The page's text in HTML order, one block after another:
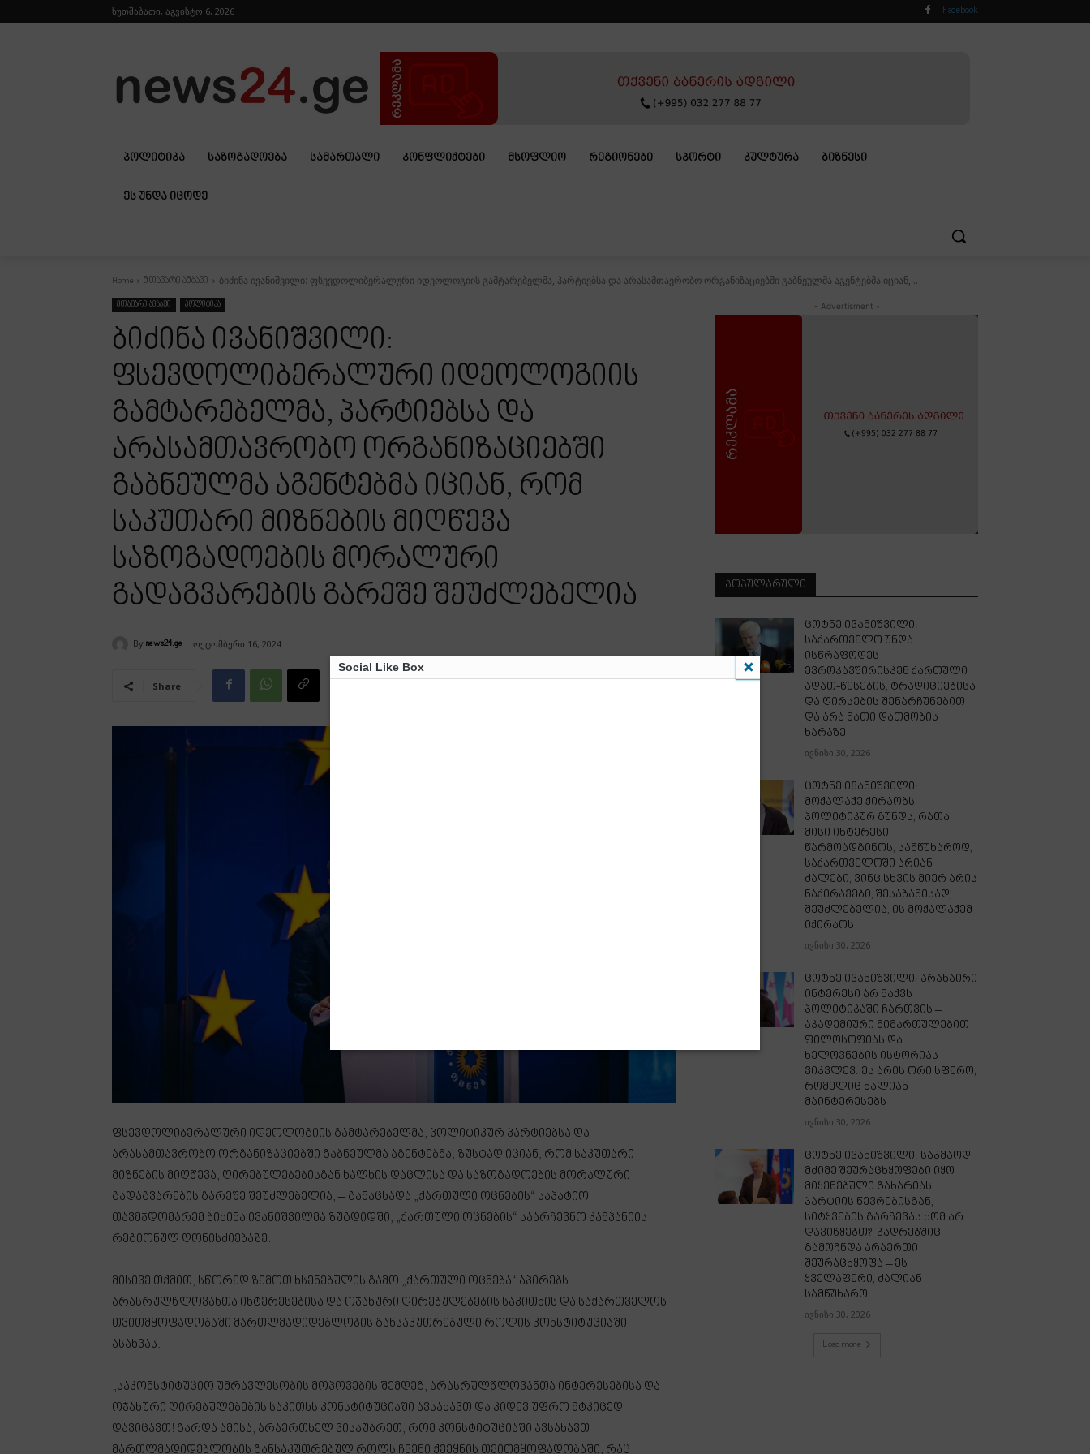
ხუთშაბათი, აგვისტო 6, 2026 Facebook
ᲞᲝᲚᲘᲢᲘᲙᲐ ᲡᲐᲖᲝᲒᲐᲓᲝᲔᲑᲐ ᲡᲐᲛᲐᲠᲗᲐᲚᲘ ᲙᲝᲜᲤᲚᲘᲥᲢᲔᲑᲘ ᲛᲡᲝᲤᲚᲘᲝ ᲠᲔᲒᲘᲝᲜᲔᲑᲘ ᲡᲞᲝᲠᲢᲘ ᲙᲣᲚᲢᲣᲠᲐ ᲑᲘᲖᲜᲔᲡᲘ
ᲔᲡ ᲣᲜᲓᲐ ᲘᲪᲝᲓᲔ
Home მთავარი ამბავი ბიძინა ივანიშვილი: ფსევდოლიბერალური იდეოლოგიის გამტარებელმა, პარტიებსა და არასამთავრობო ორგანიზაციებში გაბნეულმა აგენტებმა იციან,...
მთავარი ამბავი პოლიტიკა
ბიძინა ივანიშვილი:
ფსევდოლიბერალური იდეოლოგიის
გამტარებელმა, პარტიებსა და
არასამთავრობო ორგანიზაციებში
გაბნეულმა აგენტებმა იციან, რომ
საკუთარი მიზნების მიღწევა
საზოგადოების მორალური
გადაგვარების გარეშე შეუძლებელია
By news24.ge ოქტომბერი 16, 2024
Share
ფსევდოლიბერალური იდეოლოგიის გამტარებელმა, პოლიტიკურ პარტიებსა და
არასამთავრობო ორგანიზაციებში გაბნეულმა აგენტებმა, ზუსტად იციან, რომ საკუთარი
მიზნების მიღწევა, ღირებულებებისგან ხალხის დაცლისა და საზოგადოების მორალური
გადაგვარების გარეშე შეუძლებელია, – განაცხადა „ქართული ოცნების“ საპატიო
თავმჯდომარემ ბიძინა ივანიშვილმა ზუგდიდში, „ქართული ოცნების“ საარჩევნო კამპანიის
რეგიონულ ღონისძიებაზე.
მისივე თქმით, სწორედ ზემოთ ხსენებულის გამო „ქართული ოცნება“ აპირებს
არასრულწლოვანთა ინტერესებისა და ოჯახური ღირებულებების საკითხის და საქართველოს
თვითმყოფადობაში მართლმადიდებლობის განსაკუთრებული როლის კონსტიტუციაში
ასახვას.
„საკონსტიტუციო უმრავლესობის მოპოვების შემდეგ, არასრულწლოვანთა ინტერესებისა და
ოჯახური ღირებულებების საკითხს კონსტიტუციაში ავსახავთ და კიდევ უფრო მტკიცედ
დავიცავთ! გარდა ამისა, არაერთხელ ვისაუბრეთ, რომ კონსტიტუციაში ავსახავთ
მართლმადიდებლობის განსაკუთრებულ როლს ჩვენი ქვეყნის თვითმყოფადობაში, რაც
- Advertisment -
ᲞᲝᲞᲣᲚᲐᲠᲣᲚᲘ
ცოტნე ივანიშვილი:
საქართველო უნდა
ისწრაფოდეს
ევროკავშირისკენ ქართული
ადათ-წესების, ტრადიციებისა
და ღირსების შენარჩუნებით
და არა მათი დათმობის
ხარჯზე
ივნისი 30, 2026
ცოტნე ივანიშვილი:
მოქალაქე ქირაობს
პოლიტიკურ გუნდს, რათა
მისი ინტერესი
წარმოადგინოს, სამწუხაროდ,
საქართველოში არიან
ძალები, ვინც სხვის მიერ არის
ნაქირავები, შესაბამისად,
შეუძლებელია, ის მოქალაქემ
იქირაოს
ივნისი 30, 2026
ცოტნე ივანიშვილი: არანაირი
ინტერესი არ მაქვს
პოლიტიკაში ჩართვის –
აკადემიური მიმართულებით
ფილოსოფიას და
ხელოვნების ისტორიას
ვიკვლევ. ეს არის ორი სფერო,
რომელიც ძალიან
მაინტერესებს
ივნისი 30, 2026
ცოტნე ივანიშვილი: საკმაოდ
მძიმე შეურაცხყოფები იყო
მიყენებული გახარიას
პარტიის წევრებისგან,
სიტყვების გარჩევას ხომ არ
დავიწყებთ?! კადრებშიც
გამოჩნდა არაერთი
შეურაცხყოფა – ეს
ყველაფერი, ძალიან
სამწუხარო...
ივნისი 30, 2026
Load more
Social Like Box